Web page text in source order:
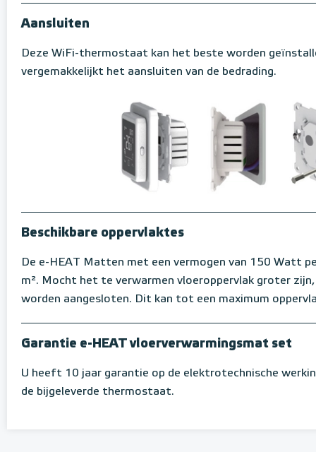
Aansluiten
Deze WiFi-thermostaat kan het beste worden
vergemakkelijkt het aansluiten van de bedrading.
Beschikbare oppervlaktes
De e-HEAT Matten met een vermogen van 150 Watt
m². Mocht het te verwarmen vloeroppervlak groter
worden aangesloten. Dit kan tot een maximum
Garantie e-HEAT vloerverwarmingsmat set
U heeft 10 jaar garantie op de elektrotechnische
de bijgeleverde thermostaat.